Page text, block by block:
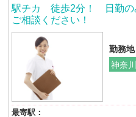
駅チカ 徒歩2分！ 日勤の
ご相談ください！
勤務地
神奈
最寄駅：